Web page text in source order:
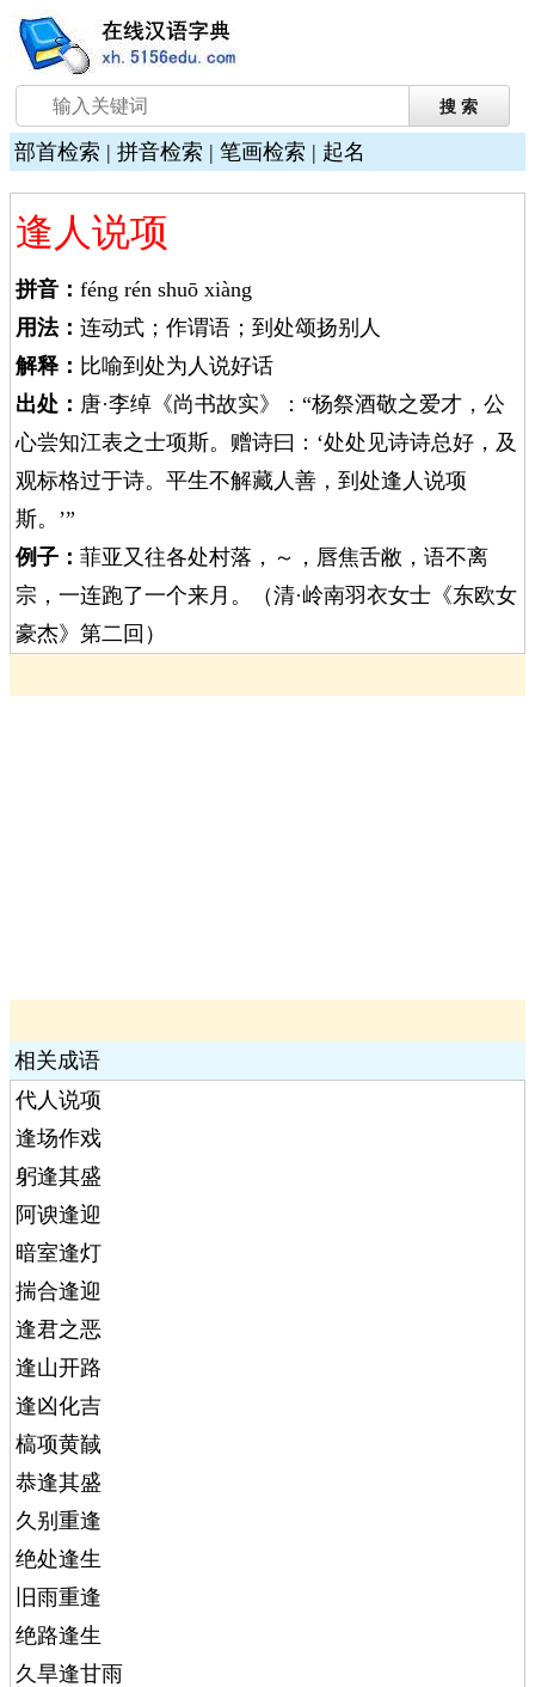
部首检索 | 拼音检索 | 笔画检索 | 起名
逢人说项
拼音： féng rén shuō xiàng
用法： 连动式；作谓语；到处颂扬别人
解释： 比喻到处为人说好话
出处： 唐·李绰《尚书故实》：“杨祭酒敬之爱才，公
心尝知江表之士项斯。赠诗曰：‘处处见诗诗总好，及
观标格过于诗。平生不解藏人善，到处逢人说项
斯。’”
例子： 菲亚又往各处村落，～，唇焦舌敝，语不离
宗，一连跑了一个来月。（清·岭南羽衣女士《东欧女
豪杰》第二回）
相关成语
代人说项
逢场作戏
躬逢其盛
阿谀逢迎
暗室逢灯
揣合逢迎
逢君之恶
逢山开路
逢凶化吉
槁项黄馘
恭逢其盛
久别重逢
绝处逢生
旧雨重逢
绝路逢生
久旱逢甘雨